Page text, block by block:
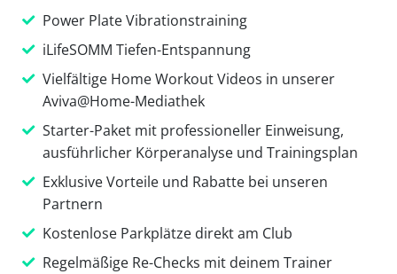
Power Plate Vibrationstraining
iLifeSOMM Tiefen-Entspannung
Vielfältige Home Workout Videos in unserer
Aviva@Home-Mediathek
Starter-Paket mit professioneller Einweisung,
ausführlicher Körperanalyse und Trainingsplan
Exklusive Vorteile und Rabatte bei unseren
Partnern
Kostenlose Parkplätze direkt am Club
Regelmäßige Re-Checks mit deinem Trainer